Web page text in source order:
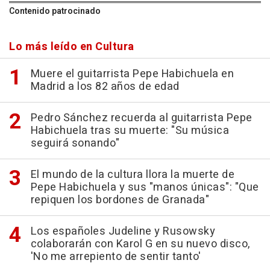
Contenido patrocinado
Lo más leído en Cultura
Muere el guitarrista Pepe Habichuela en
Madrid a los 82 años de edad
Pedro Sánchez recuerda al guitarrista Pepe
Habichuela tras su muerte: "Su música
seguirá sonando"
El mundo de la cultura llora la muerte de
Pepe Habichuela y sus "manos únicas": "Que
repiquen los bordones de Granada"
Los españoles Judeline y Rusowsky
colaborarán con Karol G en su nuevo disco,
'No me arrepiento de sentir tanto'